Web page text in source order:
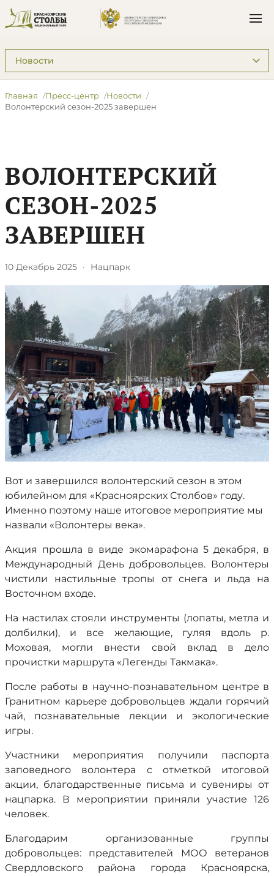
Подразделы: Пресс-центр
Главная Пресс-центр
Новости
​Волонтерский сезон-2025 завершен
​ВОЛОНТЕРСКИЙ
СЕЗОН-2025
ЗАВЕРШЕН
10 Декабрь 2025 · Нацпарк
Вот и завершился волонтерский сезон в этом
юбилейном для «Красноярских Столбов» году.
Именно поэтому наше итоговое мероприятие мы
назвали «Волонтеры века».
Акция прошла в виде экомарафона 5 декабря, в
Международный День добровольцев. Волонтеры
чистили настильные тропы от снега и льда на
Восточном входе.
На настилах стояли инструменты (лопаты, метла и
долбилки), и все желающие, гуляя вдоль р.
Моховая, могли внести свой вклад в дело
прочистки маршрута «Легенды Такмака».
После работы в научно-познавательном центре в
Гранитном карьере добровольцев ждали горячий
чай, познавательные лекции и экологические
игры.
Участники мероприятия получили паспорта
заповедного волонтера с отметкой итоговой
акции, благодарственные письма и сувениры от
нацпарка. В мероприятии приняли участие 126
человек.
Благодарим организованные группы
добровольцев: представителей МОО ветеранов
Свердловского района города Красноярска,